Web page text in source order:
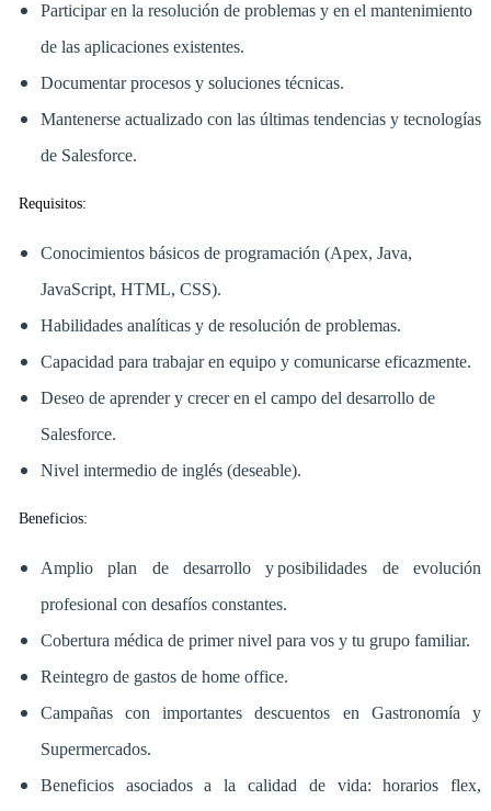
Participar en la resolución de problemas y en el mantenimiento
de las aplicaciones existentes.
Documentar procesos y soluciones técnicas.
Mantenerse actualizado con las últimas tendencias y tecnologías
de Salesforce.
Requisitos:
Conocimientos básicos de programación (Apex, Java,
JavaScript, HTML, CSS).
Habilidades analíticas y de resolución de problemas.
Capacidad para trabajar en equipo y comunicarse eficazmente.
Deseo de aprender y crecer en el campo del desarrollo de
Salesforce.
Nivel intermedio de inglés (deseable).
Beneficios:
Amplio plan de desarrollo y posibilidades de evolución
profesional con desafíos constantes.
Cobertura médica de primer nivel para vos y tu grupo familiar.
Reintegro de gastos de home office.
Campañas con importantes descuentos en Gastronomía y
Supermercados.
Beneficios asociados a la calidad de vida: horarios flex,